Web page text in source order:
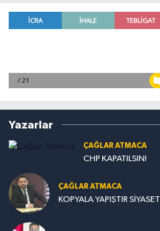
Yazarlar
ÇAĞLAR ATMACA
CHP KAPATILSIN!
ÇAĞLAR ATMACA
KOPYALA YAPIŞTIR SİYASET